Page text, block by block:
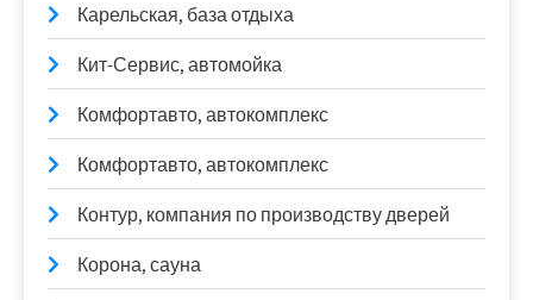
Карельская, база отдыха
Кит-Сервис, автомойка
Комфортавто, автокомплекс
Комфортавто, автокомплекс
Контур, компания по производству дверей
Корона, сауна